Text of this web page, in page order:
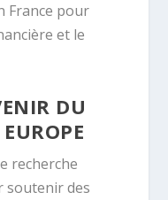
France pour
et le
DU
recherche
soutenir des